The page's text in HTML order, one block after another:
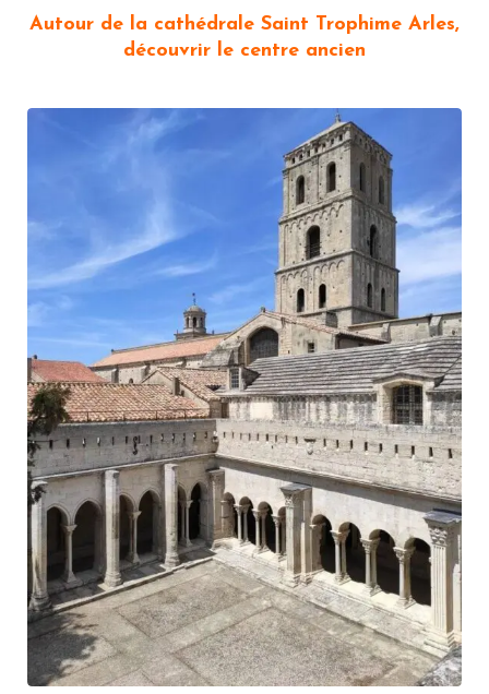
Autour de la cathédrale Saint Trophime Arles,
découvrir le centre ancien